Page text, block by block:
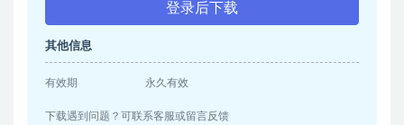
登录后下载
其他信息
有效期 永久有效
下载遇到问题？可联系客服或留言反馈